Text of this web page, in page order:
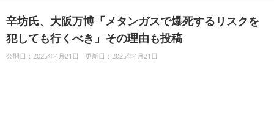
ニ
ュ
ー
ス
辛坊氏、大阪万博「メタンガスで爆死するリスクを
犯しても行くべき」その理由も投稿
公開日：2025年4月21日 更新日：2025年4月21日